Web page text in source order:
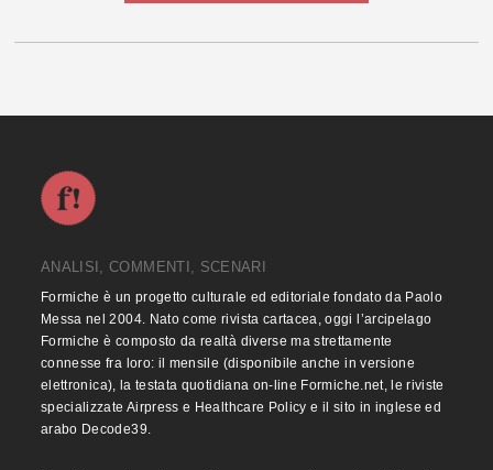
ANALISI, COMMENTI, SCENARI
Formiche è un progetto culturale ed editoriale fondato da Paolo
Messa nel 2004. Nato come rivista cartacea, oggi l’arcipelago
Formiche è composto da realtà diverse ma strettamente
connesse fra loro: il mensile (disponibile anche in versione
elettronica), la testata quotidiana on-line Formiche.net, le riviste
specializzate Airpress e Healthcare Policy e il sito in inglese ed
arabo Decode39.